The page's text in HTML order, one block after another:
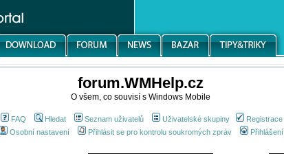
forum.WMHelp.cz
O všem, co souvisí s Windows Mobile
FAQ Hledat Seznam uživatelů Uživatelské skupiny
Registrace
Osobní nastavení
Přihlásit se pro kontrolu soukromých zpráv Přihlášení